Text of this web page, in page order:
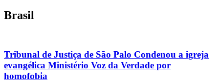
Brasil
Tribunal de Justiça de São Palo Condenou a igreja
evangélica Ministério Voz da Verdade por
homofobia